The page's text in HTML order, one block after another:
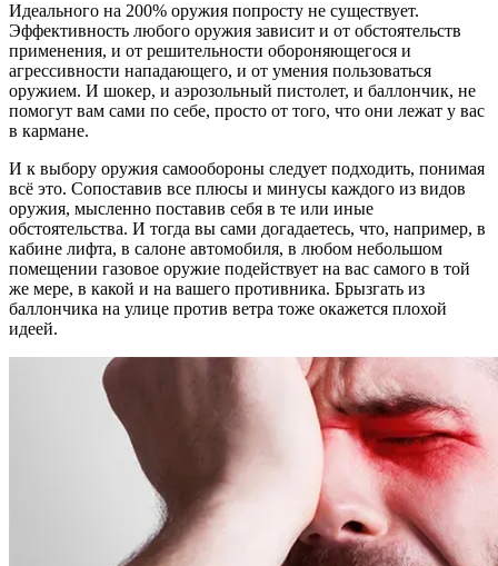
Идеального на 200% оружия попросту не существует.
Эффективность любого оружия зависит и от обстоятельств
применения, и от решительности обороняющегося и
агрессивности нападающего, и от умения пользоваться
оружием. И шокер, и аэрозольный пистолет, и баллончик, не
помогут вам сами по себе, просто от того, что они лежат у вас
в кармане.
И к выбору оружия самообороны следует подходить, понимая
всё это. Сопоставив все плюсы и минусы каждого из видов
оружия, мысленно поставив себя в те или иные
обстоятельства. И тогда вы сами догадаетесь, что, например, в
кабине лифта, в салоне автомобиля, в любом небольшом
помещении газовое оружие подействует на вас самого в той
же мере, в какой и на вашего противника. Брызгать из
баллончика на улице против ветра тоже окажется плохой
идеей.